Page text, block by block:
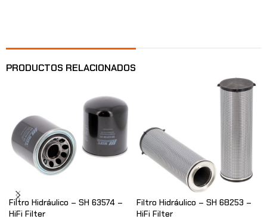
PRODUCTOS RELACIONADOS
Filtro Hidráulico – SH 63574 –
HiFi Filter
Filtro Hidráulico – SH 68253 –
HiFi Filter